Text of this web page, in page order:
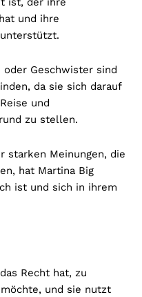
und ihre
Geschwister sind
da sie sich darauf
und
zu stellen.
starken Meinungen, die
hat Martina Big
ist und sich in ihrem
Recht hat, zu
und sie nutzt